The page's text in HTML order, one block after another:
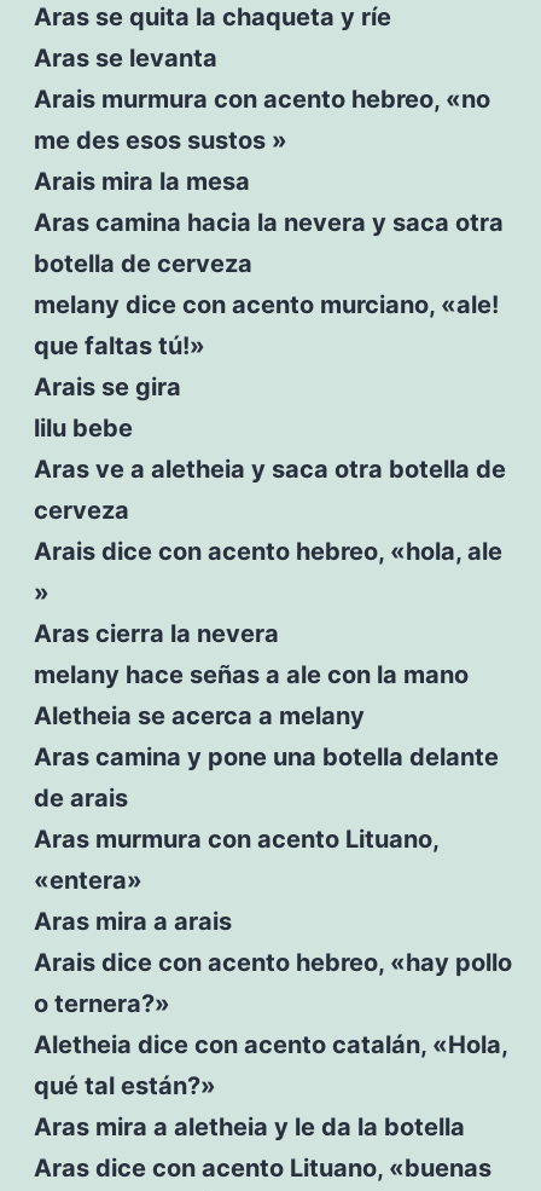
Aras se quita la chaqueta y ríe
Aras se levanta
Arais murmura con acento hebreo, «no
me des esos sustos »
Arais mira la mesa
Aras camina hacia la nevera y saca otra
botella de cerveza
melany dice con acento murciano, «ale!
que faltas tú!»
Arais se gira
lilu bebe
Aras ve a aletheia y saca otra botella de
cerveza
Arais dice con acento hebreo, «hola, ale
»
Aras cierra la nevera
melany hace señas a ale con la mano
Aletheia se acerca a melany
Aras camina y pone una botella delante
de arais
Aras murmura con acento Lituano,
«entera»
Aras mira a arais
Arais dice con acento hebreo, «hay pollo
o ternera?»
Aletheia dice con acento catalán, «Hola,
qué tal están?»
Aras mira a aletheia y le da la botella
Aras dice con acento Lituano, «buenas